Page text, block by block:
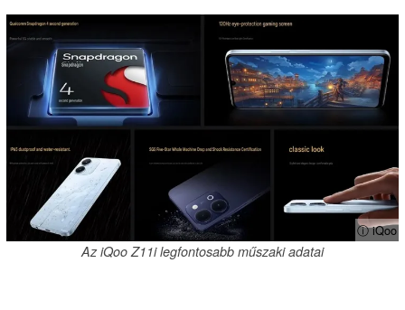
ⓘ iQoo
Az iQoo Z11i legfontosabb műszaki adatai